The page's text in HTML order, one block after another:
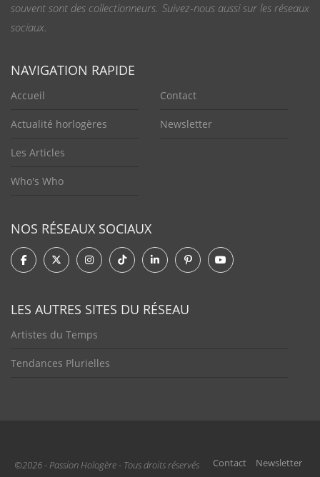
souvent sont des collectionneurs. Suivez-nous aussi sur les réseaux
sociaux.
NAVIGATION RAPIDE
Accueil
Actualité horlogères
Les Articles
Who's Who
Contact
Newsletter
NOS RÉSEAUX SOCIAUX
LES AUTRES SITES DU RÉSEAU
Artistes du Temps
Tendances Plurielles
©2026 - Passion Hologère - Tous droits réservés Contact Newsletter